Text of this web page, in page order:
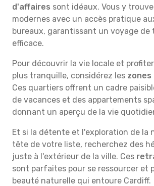
d'affaires sont idéaux. Vous y
modernes avec un accès pratique
bureaux, garantissant un voyage de
efficace.
Pour découvrir la vie locale et
plus tranquille, considérez les
Ces quartiers offrent un cadre
de vacances et des appartements
donnant un aperçu de la vie
Et si la détente et l'exploration de la
tête de votre liste, recherchez des
juste à l'extérieur de la ville. Ces
sont parfaites pour se ressourcer et
beauté naturelle qui entoure Cardiff.